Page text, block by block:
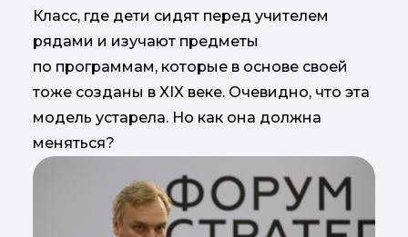
Класс, где дети сидят перед учителем
рядами и изучают предметы
по программам, которые в основе своей
тоже созданы в XIX веке. Очевидно, что эта
модель устарела. Но как она должна
меняться?